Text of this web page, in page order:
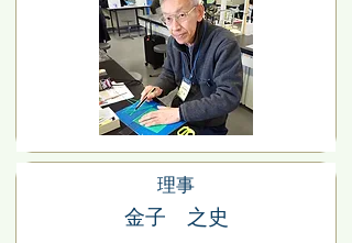
理事
金子 之史